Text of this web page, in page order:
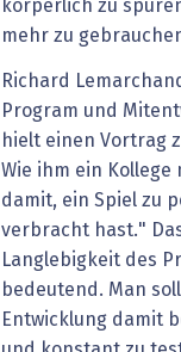
körperlich zu
mehr zu
Richard
Program und
hielt einen Vortrag
Wie ihm ein
damit, ein Spiel zu
verbracht hast."
Langlebigkeit des
bedeutend. Man
Entwicklung damit